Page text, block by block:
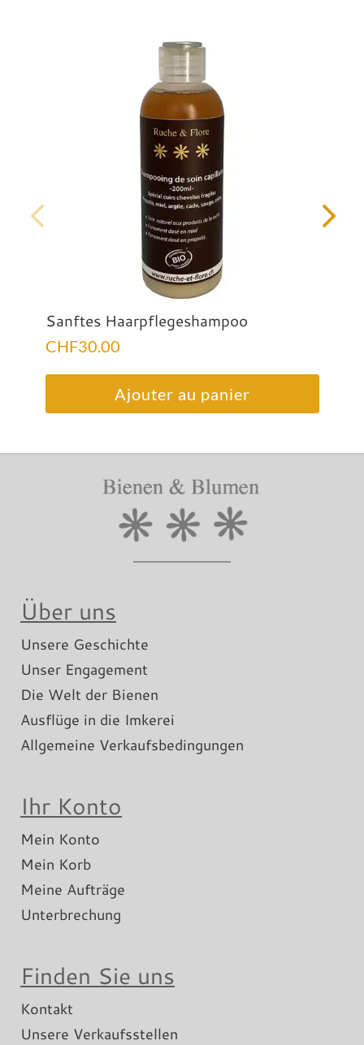
Sanftes Haarpflegeshampoo
CHF30.00
Ajouter au panier
Über uns
Unsere Geschichte
Unser Engagement
Die Welt der Bienen
Ausflüge in die Imkerei
Allgemeine Verkaufsbedingungen
Ihr Konto
Mein Konto
Mein Korb
Meine Aufträge
Unterbrechung
Finden Sie uns
Kontakt
Unsere Verkaufsstellen